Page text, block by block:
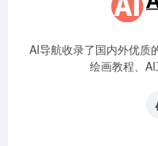
AI导航收录了国内外优质
绘画教程、AI